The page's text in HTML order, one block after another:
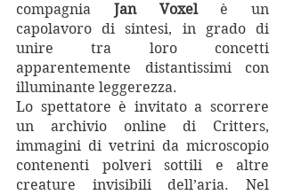
compagnia Jan Voxel è un
capolavoro di sintesi, in grado di
unire tra loro concetti
apparentemente distantissimi con
illuminante leggerezza.
Lo spettatore è invitato a scorrere
un archivio online di Critters,
immagini di vetrini da microscopio
contenenti polveri sottili e altre
creature invisibili dell’aria. Nel